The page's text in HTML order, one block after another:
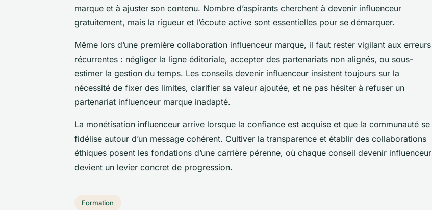
marque et à ajuster son contenu. Nombre d’aspirants cherchent à devenir influenceur
gratuitement, mais la rigueur et l’écoute active sont essentielles pour se démarquer.
Même lors d’une première collaboration influenceur marque, il faut rester vigilant aux erreurs
récurrentes : négliger la ligne éditoriale, accepter des partenariats non alignés, ou sous-
estimer la gestion du temps. Les conseils devenir influenceur insistent toujours sur la
nécessité de fixer des limites, clarifier sa valeur ajoutée, et ne pas hésiter à refuser un
partenariat influenceur marque inadapté.
La monétisation influenceur arrive lorsque la confiance est acquise et que la communauté se
fidélise autour d’un message cohérent. Cultiver la transparence et établir des collaborations
éthiques posent les fondations d’une carrière pérenne, où chaque conseil devenir influenceur
devient un levier concret de progression.
Formation